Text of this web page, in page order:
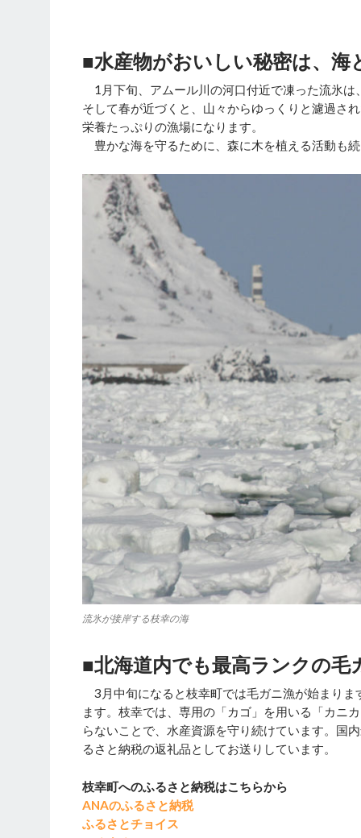
■水産物がおいしい秘密は、海
1月下旬、アムール川の河口付近で凍った流氷は
そして春が近づくと、山々からゆっくりと濾過さ
栄養たっぷりの漁場になります。
豊かな海を守るために、森に木を植える活動も
流氷が接岸する枝幸の海
■北海道内でも最高ランクの毛
3月中旬になると枝幸町では毛ガニ漁が始まりま
ます。枝幸では、専用の「カゴ」を用いる「カニ
らないことで、水産資源を守り続けています。国
るさと納税の返礼品としてお送りしています。
枝幸町へのふるさと納税はこちらから
ANAのふるさと納税
ふるさとチョイス